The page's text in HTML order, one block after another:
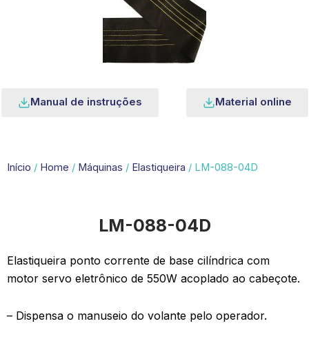
Manual de instruções Material online
Início / Home / Máquinas / Elastiqueira / LM-088-04D
LM-088-04D
Elastiqueira ponto corrente de base cilíndrica com
motor servo eletrônico de 550W acoplado ao cabeçote.
– Dispensa o manuseio do volante pelo operador.